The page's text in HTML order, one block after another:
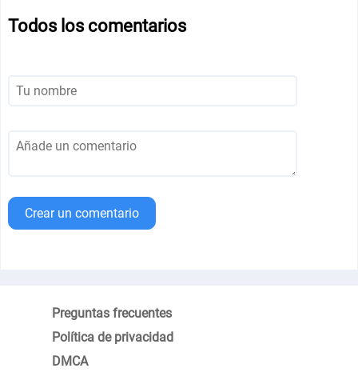
Todos los comentarios
Crear un comentario
Preguntas frecuentes
Política de privacidad
DMCA